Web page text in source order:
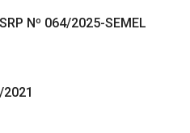
Nº 064/2025-SEMEL
2021